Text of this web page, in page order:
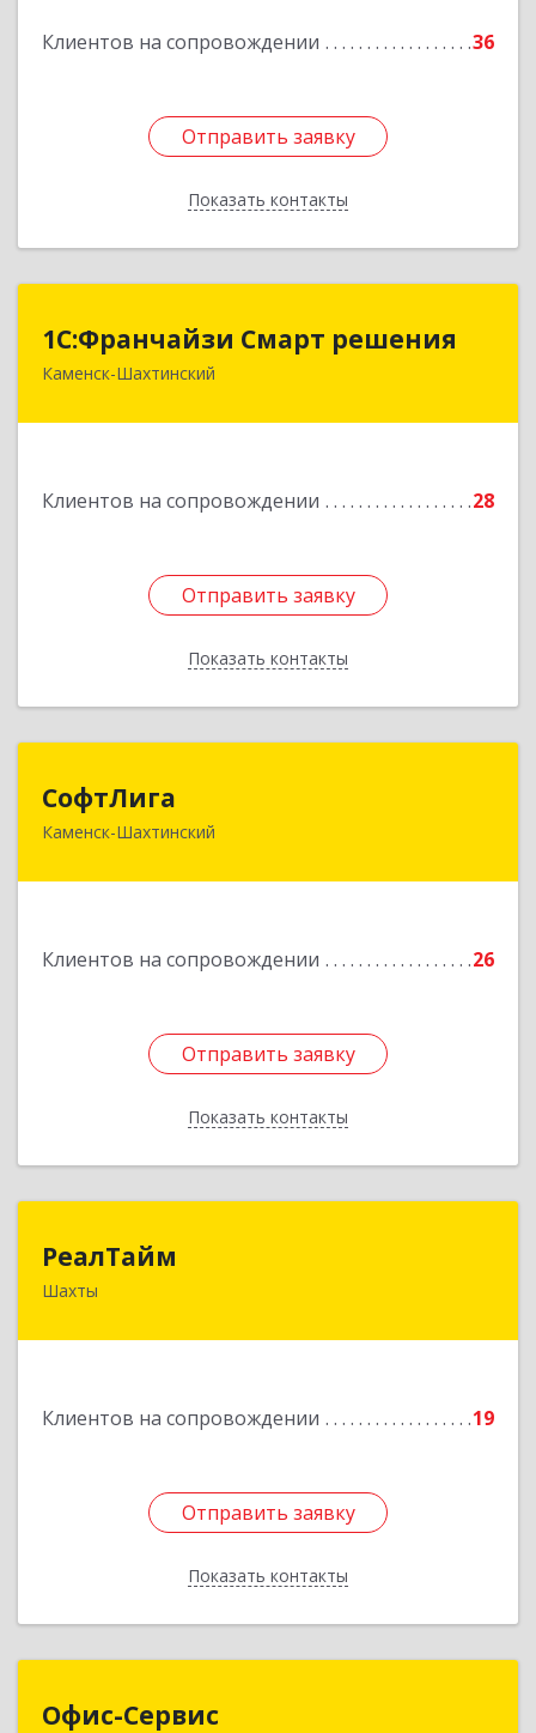
Клиентов на сопровождении 36
Отправить заявку
Показать контакты
Отправить заявку
Назад
1С:Франчайзи Смарт решения
Каменск-Шахтинский
Клиентов на сопровождении 28
Отправить заявку
Показать контакты
1С:Франчайзи Смарт решения
347800, Ростовская обл, Каменск-Шахтинский г,
Отправить заявку
Назад
СофтЛига
Каменск-Шахтинский
Клиентов на сопровождении 26
Отправить заявку
Показать контакты
347800, Ростовская обл, Каменск-Шахтинский г,
Отправить заявку
Назад
РеалТайм
Шахты
Клиентов на сопровождении 19
Отправить заявку
Показать контакты
Отправить заявку
Назад
Офис-Сервис